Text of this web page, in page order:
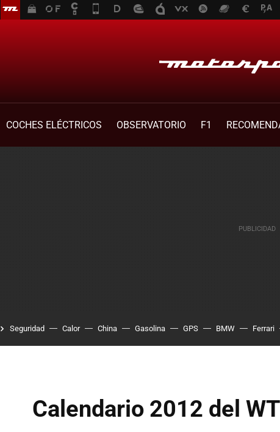
COCHES ELÉCTRICOS OBSERVATORIO F1
Seguridad Calor China Gasolina GPS BMW Ferrari
Calendario 2012 del